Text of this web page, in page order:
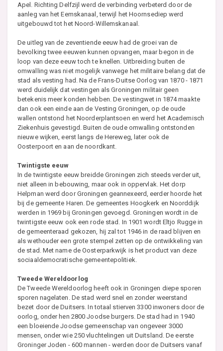
Apel. Richting Delfzijl werd de verbinding verbeterd door de
aanleg van het Eemskanaal, terwijl het Hoornsediep werd
uitgebouwd tot het Noord-Willemskanaal.
De uitleg van de zeventiende eeuw had de groei van de
bevolking twee eeuwen kunnen opvangen, maar begon in de
loop van deze eeuw toch te knellen. Uitbreiding buiten de
omwalling was niet mogelijk vanwege het militaire belang dat de
stad als vesting had. Na de Frans-Duitse Oorlog van 1870 - 1871
werd duidelijk dat vestingen als Groningen militair geen
betekenis meer konden hebben. De vestingwet in 1874 maakte
dan ook een einde aan de Vesting Groningen, op de oude
wallen ontstond het Noorderplantsoen en werd het Academisch
Ziekenhuis gevestigd. Buiten de oude omwalling ontstonden
nieuwe wijken, eerst langs de Hereweg, later ook de
Oosterpoort en aan de noordkant.
Twintigste eeuw
In de twintigste eeuw breidde Groningen zich steeds verder uit,
niet alleen in bebouwing, maar ook in oppervlak. Het dorp
Helpman werd door Groningen geannexeerd, eerder hoorde het
bij de gemeente Haren. De gemeentes Hoogkerk en Noorddijk
werden in 1969 bij Groningen gevoegd. Groningen wordt in de
twintigste eeuw ook een rode stad. In 1901 wordt Eltjo Rugge in
de gemeenteraad gekozen, hij zal tot 1946 in de raad blijven en
als wethouder een grote stempel zetten op de ontwikkeling van
de stad. Met name de Oosterparkwijk is het product van deze
sociaaldemocratische gemeentepolitiek.
Tweede Wereldoorlog
De Tweede Wereldoorlog heeft ook in Groningen diepe sporen
sporen nagelaten. De stad werd snel en zonder weerstand
bezet door de Duitsers. In totaal stierven 3300 inwoners door de
oorlog, onder hen 2800 Joodse burgers. De stad had in 1940
een bloeiende Joodse gemeenschap van ongeveer 3000
mensen, onder wie 250 vluchtelingen uit Duitsland. De eerste
Groninger Joden - 600 mannen - werden door de Duitsers vanaf